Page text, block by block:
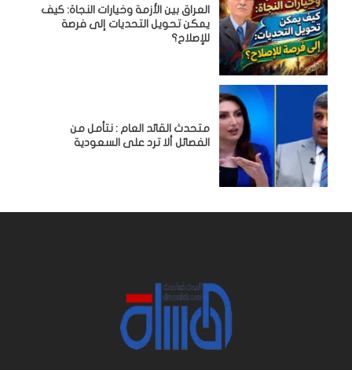
العراق بين الأزمة وخيارات النجاة: كيف
يمكن تحويل التحديات إلى فرصة
للإصلاح؟
متحدث القائد العام : نتأمل من
الفصائل ألا ترد على السعودية